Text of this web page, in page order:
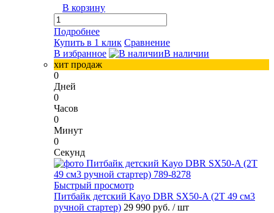
В корзину
Подробнее
Купить в 1 клик Сравнение
В избранное
В наличии
хит продаж
0
Дней
0
Часов
0
Минут
0
Секунд
Быстрый просмотр
Питбайк детский Kayo DBR SX50-A (2T 49 см3
ручной стартер) 29 990 руб. / шт